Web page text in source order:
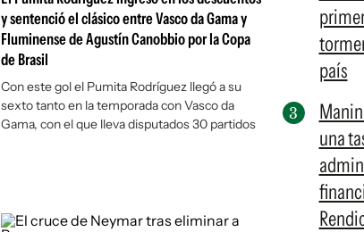
y sentenció el clásico entre Vasco da Gama y
Fluminense de Agustín Canobbio por la Copa
de Brasil
Con este gol el Pumita Rodríguez llegó a su
sexto tanto en la temporada con Vasco da
Gama, con el que lleva disputados 30 partidos
país
una